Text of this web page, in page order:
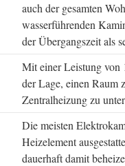
auch der gesamten
wasserführenden
der Übergangszeit als
Mit einer Leistung von
der Lage, einen Raum
Zentralheizung zu
Die meisten
Heizelement
dauerhaft damit